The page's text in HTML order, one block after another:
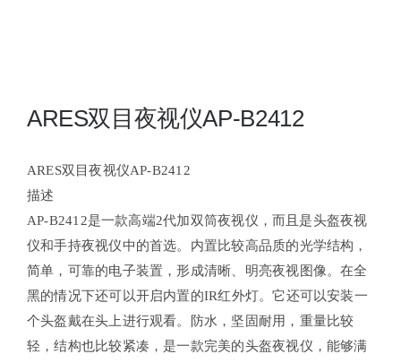
ARES双目夜视仪AP-B2412
ARES双目夜视仪AP-B2412
描述
AP-B2412是一款高端2代加双筒夜视仪，而且是头盔夜视
仪和手持夜视仪中的首选。内置比较高品质的光学结构，
简单，可靠的电子装置，形成清晰、明亮夜视图像。在全
黑的情况下还可以开启内置的IR红外灯。它还可以安装一
个头盔戴在头上进行观看。防水，坚固耐用，重量比较
轻，结构也比较紧凑，是一款完美的头盔夜视仪，能够满